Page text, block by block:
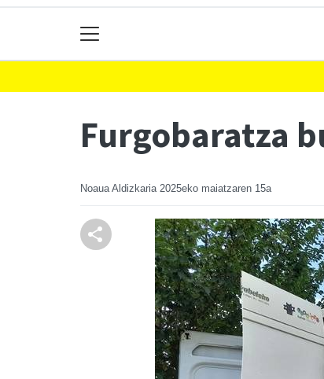
Furgobaratza
Noaua Aldizkaria 2025eko maiatzaren 15a